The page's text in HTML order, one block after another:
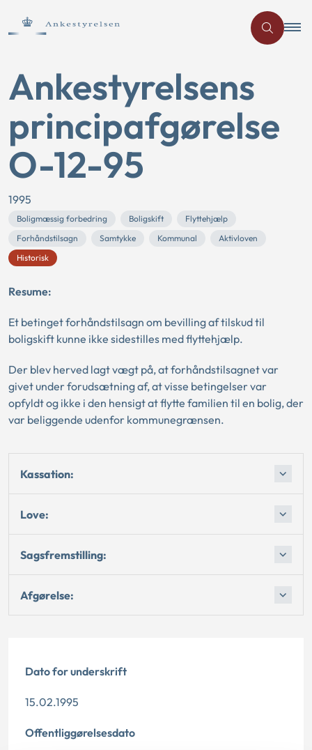
Ankestyrelsens
principafgørelse
O-12-95
1995
Boligmæssig forbedring Boligskift
Flyttehjælp
Forhåndstilsagn
Samtykke Kommunal
Aktivloven
Historisk
Resume:
Et betinget forhåndstilsagn om bevilling af tilskud til
boligskift kunne ikke sidestilles med flyttehjælp.
Der blev herved lagt vægt på, at forhåndstilsagnet var
givet under forudsætning af, at visse betingelser var
opfyldt og ikke i den hensigt at flytte familien til en bolig, der
var beliggende udenfor kommunegrænsen.
Kassation:
Love:
Sagsfremstilling:
Afgørelse:
Dato for underskrift
15.02.1995
Offentliggørelsesdato